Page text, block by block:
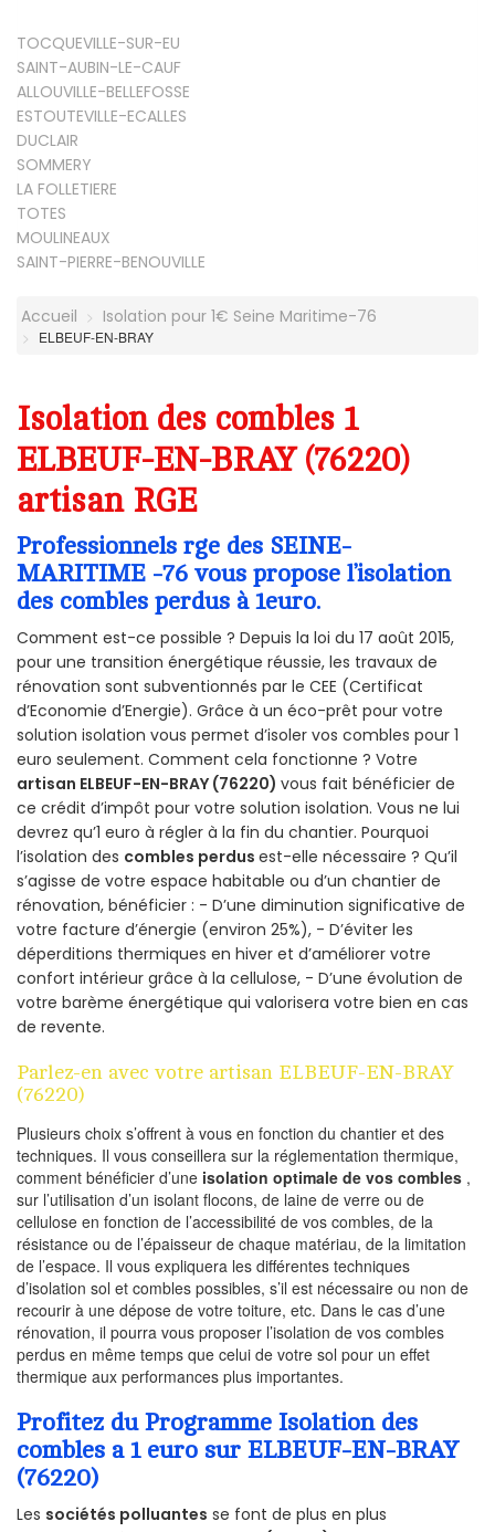
TOCQUEVILLE-SUR-EU
SAINT-AUBIN-LE-CAUF
ALLOUVILLE-BELLEFOSSE
ESTOUTEVILLE-ECALLES
DUCLAIR
SOMMERY
LA FOLLETIERE
TOTES
MOULINEAUX
SAINT-PIERRE-BENOUVILLE
Accueil Isolation pour 1€ Seine Maritime-76
ELBEUF-EN-BRAY
Isolation des combles 1
ELBEUF-EN-BRAY (76220)
artisan RGE
Professionnels rge des SEINE-
MARITIME -76 vous propose l’isolation
des combles perdus à 1euro.
Comment est-ce possible ? Depuis la loi du 17 août 2015,
pour une transition énergétique réussie, les travaux de
rénovation sont subventionnés par le CEE (Certificat
d’Economie d’Energie). Grâce à un éco-prêt pour votre
solution isolation vous permet d’isoler vos combles pour 1
euro seulement. Comment cela fonctionne ? Votre
artisan ELBEUF-EN-BRAY (76220) vous fait bénéficier de
ce crédit d’impôt pour votre solution isolation. Vous ne lui
devrez qu’1 euro à régler à la fin du chantier. Pourquoi
l’isolation des combles perdus est-elle nécessaire ? Qu’il
s’agisse de votre espace habitable ou d’un chantier de
rénovation, bénéficier : - D’une diminution significative de
votre facture d’énergie (environ 25%), - D’éviter les
déperditions thermiques en hiver et d’améliorer votre
confort intérieur grâce à la cellulose, - D’une évolution de
votre barème énergétique qui valorisera votre bien en cas
de revente.
Parlez-en avec votre artisan ELBEUF-EN-BRAY
(76220)
Plusieurs choix s’offrent à vous en fonction du chantier et des
techniques. Il vous conseillera sur la réglementation thermique,
comment bénéficier d’une isolation optimale de vos combles ,
sur l’utilisation d’un isolant flocons, de laine de verre ou de
cellulose en fonction de l’accessibilité de vos combles, de la
résistance ou de l’épaisseur de chaque matériau, de la limitation
de l’espace. Il vous expliquera les différentes techniques
d’isolation sol et combles possibles, s’il est nécessaire ou non de
recourir à une dépose de votre toiture, etc. Dans le cas d’une
rénovation, il pourra vous proposer l’isolation de vos combles
perdus en même temps que celui de votre sol pour un effet
thermique aux performances plus importantes.
Profitez du Programme Isolation des
combles a 1 euro sur ELBEUF-EN-BRAY
(76220)
Les sociétés polluantes se font de plus en plus